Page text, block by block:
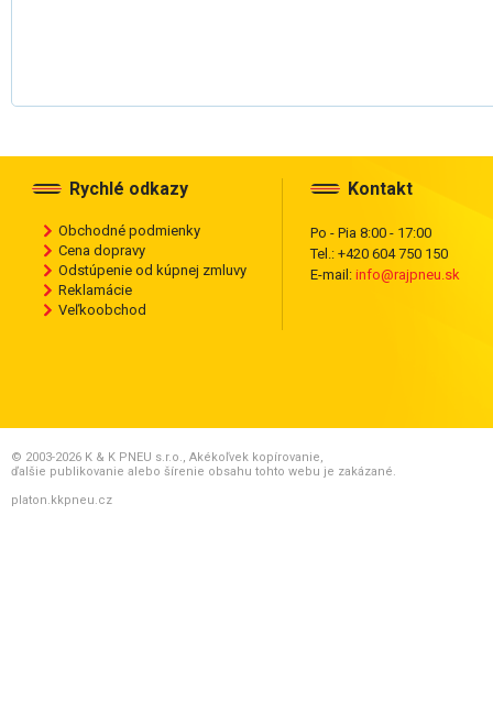
Rychlé odkazy
Obchodné podmienky
Cena dopravy
Odstúpenie od kúpnej zmluvy
Reklamácie
Veľkoobchod
Kontakt
Po - Pia 8:00 - 17:00
Tel.: +420 604 750 150
E-mail: info@rajpneu.sk
© 2003-2026 K & K PNEU s.r.o., Akékoľvek kopírovanie,
ďalšie publikovanie alebo šírenie obsahu tohto webu je zakázané.
platon.kkpneu.cz